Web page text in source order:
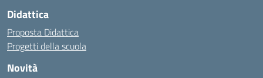
Didattica
Proposta Didattica
Progetti della scuola
Novità